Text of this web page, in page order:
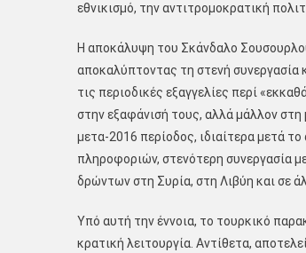
εθνικισμό, την αντιτρομοκρατική
Η αποκάλυψη του Σκάνδαλο
αποκαλύπτοντας τη στενή συνεργασία
τις περιοδικές εξαγγελίες περί
στην εξαφάνισή τους, αλλά μάλλον
μετα-2016 περίοδος, ιδιαίτερα μετά
πληροφοριών, στενότερη συνεργασία
δρώντων στη Συρία, στη Λιβύη και σε
Υπό αυτή την έννοια, το τουρκικό
κρατική λειτουργία. Αντίθετα,